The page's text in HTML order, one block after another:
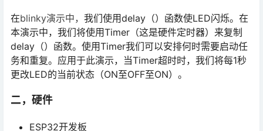
在blinky演示中， 我们使用delay（）函数使LED闪烁。在
本演示中，我们将使用Timer（这是硬件定时器）来复制
delay（）函数。使用Timer我们可以安排何时需要启动任
务和重复。应用于此演示，当Timer超时时，我们将每1秒
更改LED的当前状态（ON至OFF至ON）。
二，硬件
ESP32开发板